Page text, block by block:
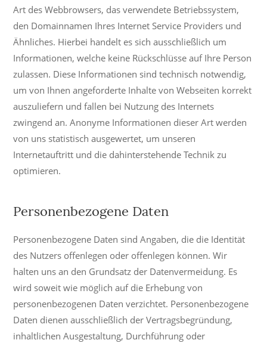
Art des Webbrowsers, das verwendete Betriebssystem,
den Domainnamen Ihres Internet Service Providers und
Ähnliches. Hierbei handelt es sich ausschließlich um
Informationen, welche keine Rückschlüsse auf Ihre Person
zulassen. Diese Informationen sind technisch notwendig,
um von Ihnen angeforderte Inhalte von Webseiten korrekt
auszuliefern und fallen bei Nutzung des Internets
zwingend an. Anonyme Informationen dieser Art werden
von uns statistisch ausgewertet, um unseren
Internetauftritt und die dahinterstehende Technik zu
optimieren.
Personenbezogene Daten
Personenbezogene Daten sind Angaben, die die Identität
des Nutzers offenlegen oder offenlegen können. Wir
halten uns an den Grundsatz der Datenvermeidung. Es
wird soweit wie möglich auf die Erhebung von
personenbezogenen Daten verzichtet. Personenbezogene
Daten dienen ausschließlich der Vertragsbegründung,
inhaltlichen Ausgestaltung, Durchführung oder